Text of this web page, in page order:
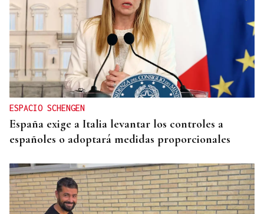
ESPACIO SCHENGEN
España exige a Italia levantar los controles a
españoles o adoptará medidas proporcionales